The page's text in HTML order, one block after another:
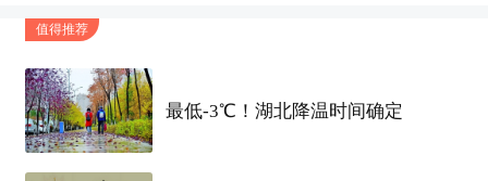
值得推荐
最低-3℃！湖北降温时间确定